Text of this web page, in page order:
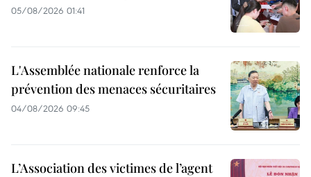
05/08/2026 01:41
L'Assemblée nationale renforce la
prévention des menaces sécuritaires
04/08/2026 09:45
L’Association des victimes de l’agent